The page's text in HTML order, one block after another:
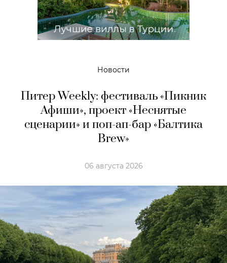
Новости
Питер Weekly: фестиваль «Пикник
Афиши», проект «Неснятые
сценарии» и поп-ап-бар «Балтика
Brew»
06 августа 2026